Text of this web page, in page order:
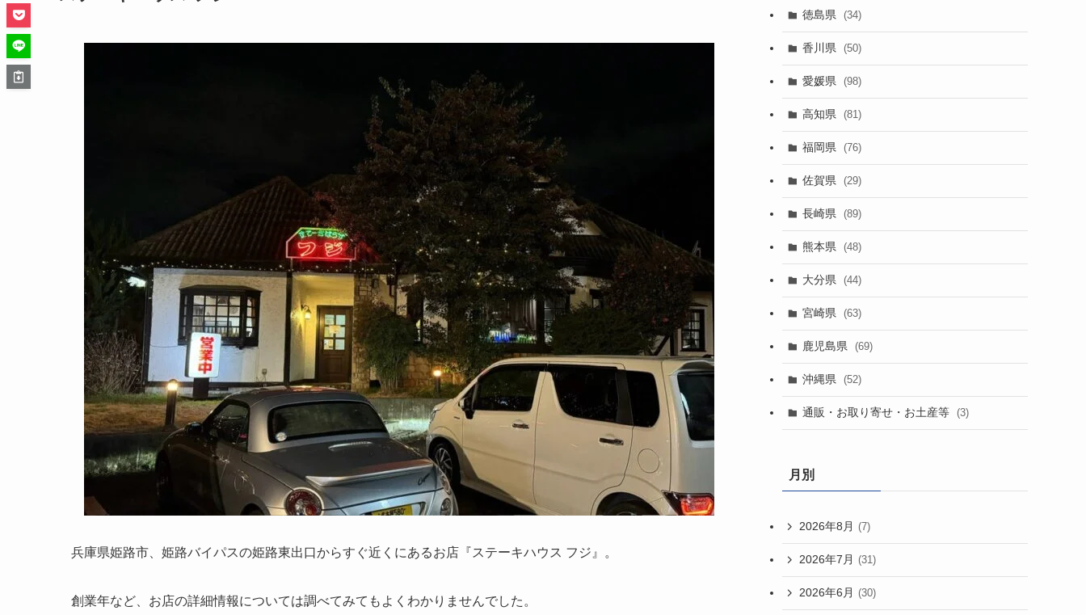
兵庫県姫路市、姫路バイパスの姫路東出口からすぐ近くにあるお店『ステーキハウス フジ』。
創業年など、お店の詳細情報については調べてみてもよくわかりませんでした。
徳島県 (34)
香川県 (50)
愛媛県 (98)
高知県 (81)
福岡県 (76)
佐賀県 (29)
長崎県 (89)
熊本県 (48)
大分県 (44)
宮崎県 (63)
鹿児島県 (69)
沖縄県 (52)
通販・お取り寄せ・お土産等 (3)
月別
2026年8月 (7)
2026年7月 (31)
2026年6月 (30)